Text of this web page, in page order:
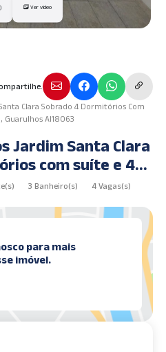
Ver vídeo
Clara Sobrado 4 Dormitórios Com
Guarulhos AI18063
Jardim Santa Clara
com suíte e 4
Clara, Guarulhos
3 Banheiro(s)
4 Vagas(s)
para mais
imóvel.